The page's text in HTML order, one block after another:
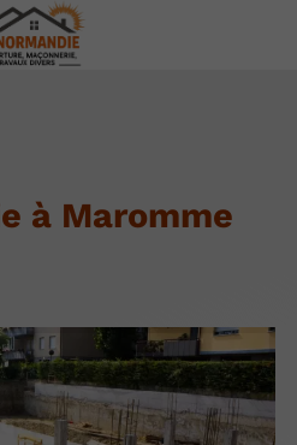
à Maromme